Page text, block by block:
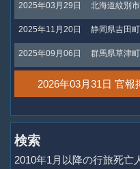
2025年03月29日 北海道紋別市
2025年11月20日 静岡県吉田町
2025年09月06日 群馬県草津町
2026年03月31日 官
検索
2010年1月以降の行旅死亡